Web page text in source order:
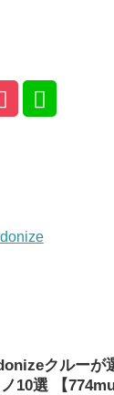
クルーが
10選 【